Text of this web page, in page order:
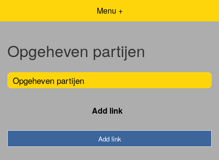
Menu +
Opgeheven partijen
Opgeheven partijen
Add link
Add link